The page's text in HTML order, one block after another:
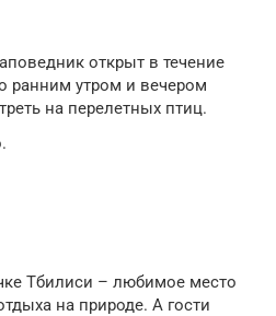
открыт в течение
ранним утром и вечером
на перелетных птиц.
Тбилиси – любимое место
на природе. А гости